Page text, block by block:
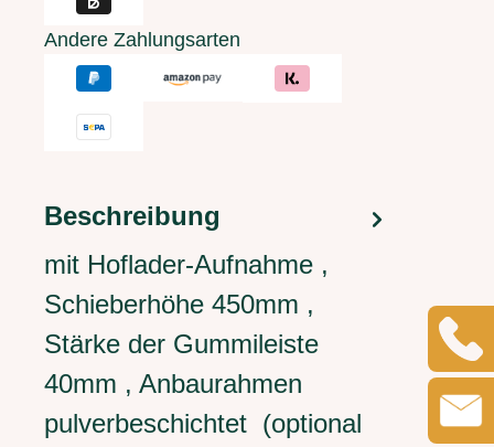
Andere Zahlungsarten
Beschreibung
mit Hoflader-Aufnahme ,
Schieberhöhe 450mm ,
Stärke der Gummileiste
40mm , Anbaurahmen
pulverbeschichtet (optional